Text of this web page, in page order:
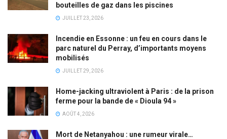
bouteilles de gaz dans les piscines
JUILLET 23, 2026
Incendie en Essonne : un feu en cours dans le
parc naturel du Perray, d’importants moyens
mobilisés
JUILLET 29, 2026
Home-jacking ultraviolent à Paris : de la prison
ferme pour la bande de « Dioula 94 »
AOÛT 4, 2026
Mort de Netanyahou : une rumeur virale…